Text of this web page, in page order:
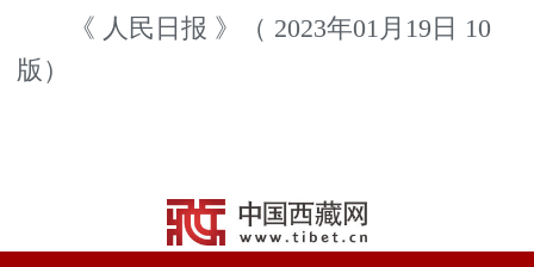
《 人民日报 》（ 2023年01月19日 10
版）